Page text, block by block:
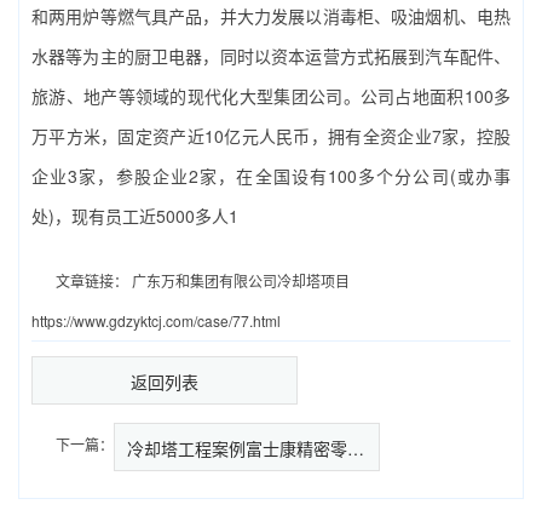
和两用炉等燃气具产品，并大力发展以消毒柜、吸油烟机、电热
水器等为主的厨卫电器，同时以资本运营方式拓展到汽车配件、
旅游、地产等领域的现代化大型集团公司。公司占地面积100多
万平方米，固定资产近10亿元人民币，拥有全资企业7家，控股
企业3家，参股企业2家，在全国设有100多个分公司(或办事
处)，现有员工近5000多人1
文章链接：
广东万和集团有限公司冷却塔项目
https://www.gdzyktcj.com/case/77.html
返回列表
下一篇： 冷却塔工程案例富士康精密零部件